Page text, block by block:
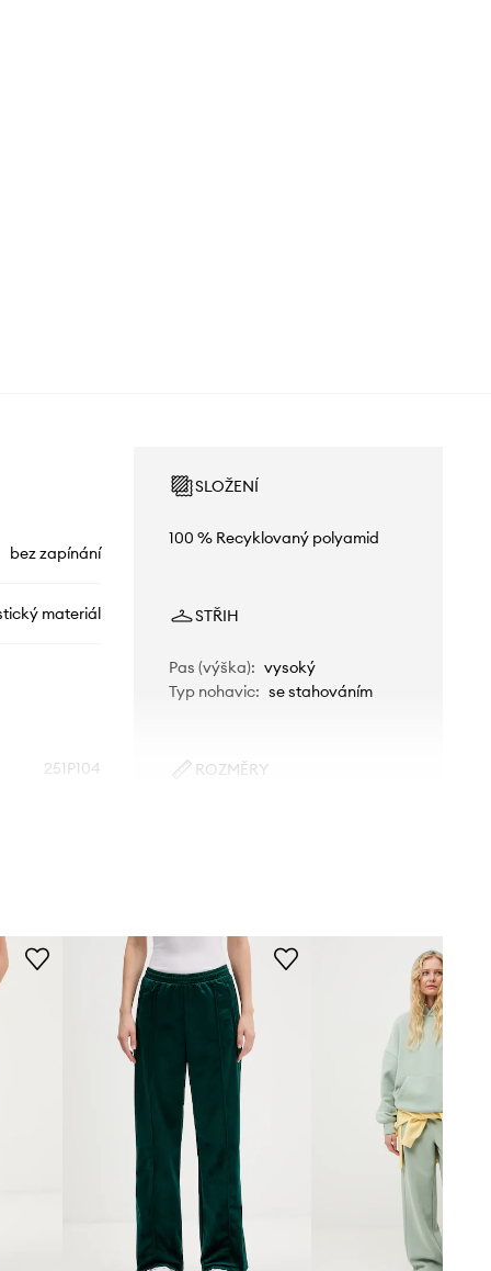
bez zapínání
materiál
251P104
SLOŽENÍ
100 % Recyklovaný polyamid
STŘIH
Pas (výška): vysoký
Typ nohavic: se stahováním
ROZMĚRY
Tabulka velikosti